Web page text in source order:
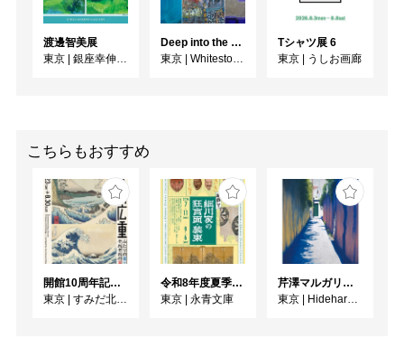
渡邊智美展
東京
銀座幸伸ギャラリー
Deep into the Blue―蒼の深層へ：木梨アイネ、名坂千吉郎、猪熊克芳
東京
Whitestone Gallery
Tシャツ展 6
東京
うしお画廊
こちらもおすすめ
開館10周年記念 「北斎 広重 ふたりの富士、それぞれの富士」
東京
すみだ北斎美術館
令和8年度夏季展 えいえいやっとな！蔵出し！細川家の狂言面・装束
東京
永青文庫
芹澤マルガリータ個展 resonance
東京
Hideharu Fukasaku Gallery Roppongi